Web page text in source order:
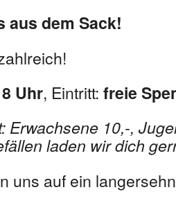
aus dem Sack!
Uhr, Eintritt: freie
Erwachsene 10,-,
laden wir dich
uns auf ein